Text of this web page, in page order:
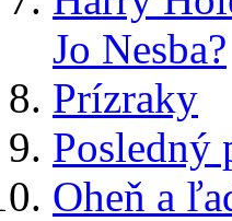
Jo Nesba?
Prízraky
Posledný
Oheň a